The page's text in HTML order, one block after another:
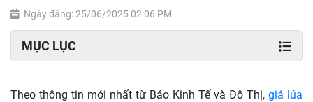
Ngày đăng: 25/06/2025 02:06 PM
MỤC LỤC
Theo thông tin mới nhất từ Báo Kinh Tế và Đô Thị, giá lúa